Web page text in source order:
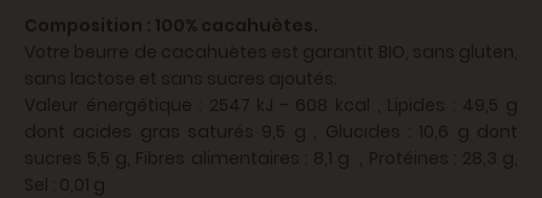
Composition : 100% cacahuètes.
Votre beurre de cacahuètes est garantit BIO, sans gluten,
sans lactose et sans sucres ajoutés.
Valeur énergétique : 2547 kJ - 608 kcal , Lipides : 49,5 g
dont acides gras saturés 9,5 g , Glucides : 10,6 g dont
sucres 5,5 g, Fibres alimentaires : 8,1 g , Protéines : 28,3 g,
Sel : 0,01 g